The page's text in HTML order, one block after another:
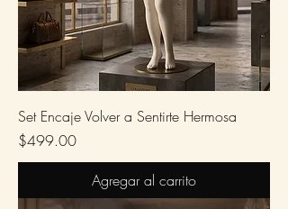
Set Encaje Volver a Sentirte Hermosa
Precio
$499.00
Agregar al carrito